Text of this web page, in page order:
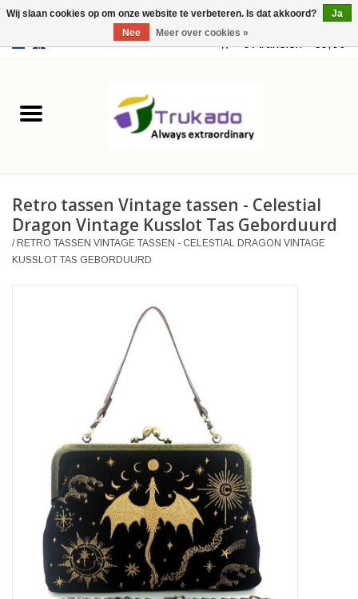
USD 0 Artikelen - €0,00
Leer
Merchandise
Retro Vintage
Giftware & Lifestyle &
Collectables
Bezoek ons
Aanbiedingen
Retro tassen Vintage tassen - Celestial
Dragon Vintage Kusslot Tas Geborduurd
/RETRO TASSEN VINTAGE TASSEN - CELESTIAL DRAGON VINTAGE
KUSSLOT TAS GEBORDUURD
Wij slaan cookies op om onze website te verbeteren. Is dat akkoord?
Ja
Nee
Meer over cookies »